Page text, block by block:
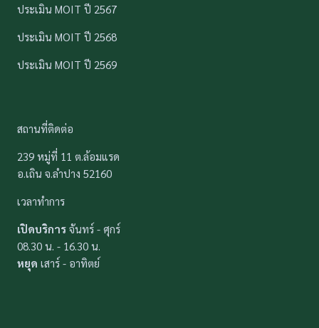
ประเมิน MOIT ปี 2567
ประเมิน MOIT ปี 2568
ประเมิน MOIT ปี 2569
สถานที่ติดต่อ
239 หมู่ที่ 11 ต.ล้อมแรด
อ.เถิน จ.ลำปาง 52160
เวลาทำการ
เปิดบริการ จันทร์ - ศุกร์
08.30 น. - 16.30 น.
หยุด เสาร์ - อาทิตย์